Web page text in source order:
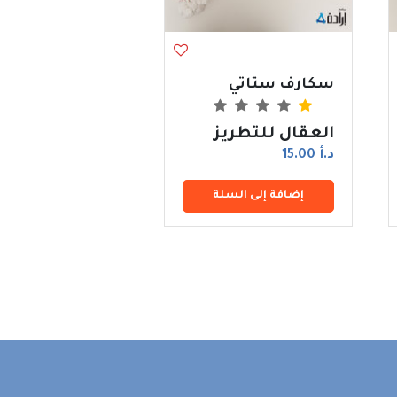
سكارف ستاتي
العقال للتطريز
د.أ 15.00
إضافة إلى السلة